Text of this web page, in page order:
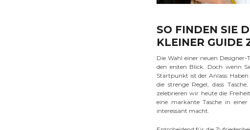
SO FINDEN SIE
KLEINER GUIDE
Die Wahl einer neuen
den ersten Blick. Doch wenn
Startpunkt ist der Anlass:
die strenge Regel, dass
zelebrieren wir heute die
eine markante Tasche in
interessant macht.